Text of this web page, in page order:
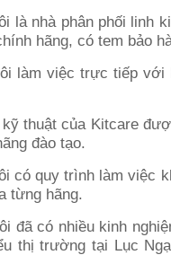
là nhà phân phối linh
hãng, có tem bảo
làm việc trực tiếp
thuật của Kitcare
đào tạo.
có quy trình làm việc
từng hãng.
đã có nhiều kinh
thị trường tại Lục